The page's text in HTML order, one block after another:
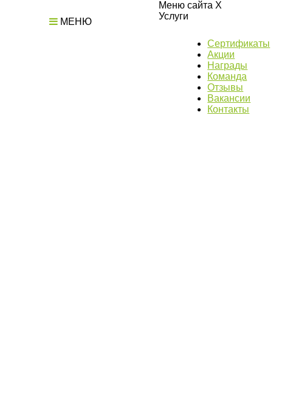
МЕНЮ
Меню сайта X
Услуги
Сертификаты
Акции
Награды
Команда
Отзывы
Вакансии
Контакты